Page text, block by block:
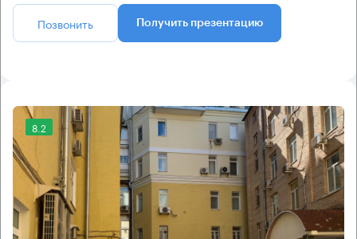
Позвонить Получить презентацию
8.2